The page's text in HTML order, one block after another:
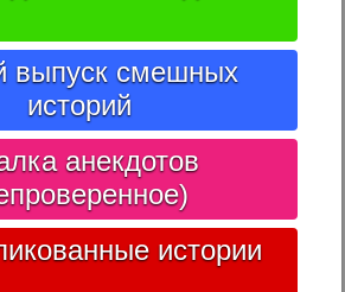
выпуск смешных
историй
анекдотов
истории